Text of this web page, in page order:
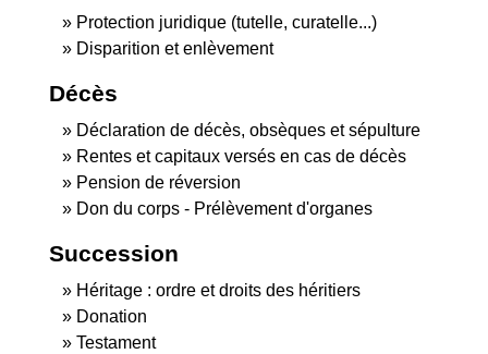
Protection juridique (tutelle, curatelle...)
Disparition et enlèvement
Décès
Déclaration de décès, obsèques et sépulture
Rentes et capitaux versés en cas de décès
Pension de réversion
Don du corps - Prélèvement d'organes
Succession
Héritage : ordre et droits des héritiers
Donation
Testament